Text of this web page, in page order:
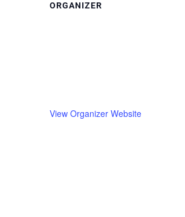
ORGANIZER
View Organizer Website